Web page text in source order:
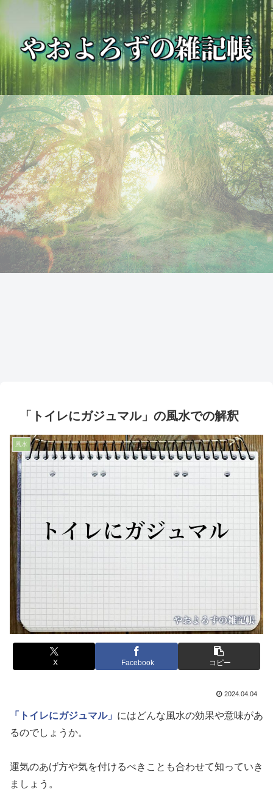
「トイレにガジュマル」の風水での解釈
風水
X Facebook コピー
2024.04.04
「トイレにガジュマル」 にはどんな風水の効果や意味があ
るのでしょうか。
運気のあげ方や気を付けるべきことも合わせて知っていき
ましょう。